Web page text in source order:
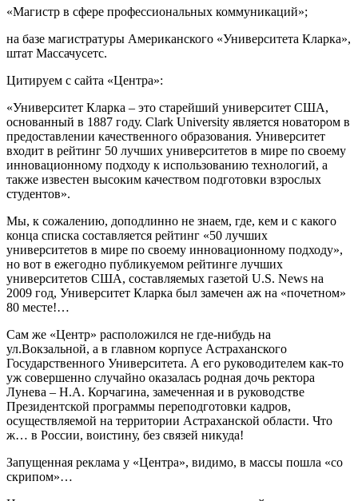
«Магистр в сфере профессиональных коммуникаций»;
на базе магистратуры Американского «Университета Кларка»,
штат Массачусетс.
Цитируем с сайта «Центра»:
«Университет Кларка – это старейший университет США,
основанный в 1887 году. Clark University является новатором в
предоставлении качественного образования. Университет
входит в рейтинг 50 лучших университетов в мире по своему
инновационному подходу к использованию технологий, а
также известен высоким качеством подготовки взрослых
студентов».
Мы, к сожалению, доподлинно не знаем, где, кем и с какого
конца списка составляется рейтинг «50 лучших
университетов в мире по своему инновационному подходу»,
но вот в ежегодно публикуемом рейтинге лучших
университетов США, составляемых газетой U.S. News на
2009 год, Университет Кларка был замечен аж на «почетном»
80 месте!…
Сам же «Центр» расположился не где-нибудь на
ул.Вокзальной, а в главном корпусе Астраханского
Государственного Университета. А его руководителем как-то
уж совершенно случайно оказалась родная дочь ректора
Лунева – Н.А. Корчагина, замеченная и в руководстве
Президентской программы переподготовки кадров,
осуществляемой на территории Астраханской области. Что
ж… в России, воистину, без связей никуда!
Запущенная реклама у «Центра», видимо, в массы пошла «со
скрипом»…